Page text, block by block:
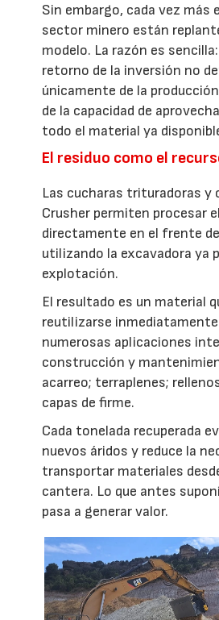
Sin embargo, cada vez más
sector minero están
modelo. La razón es
retorno de la inversión no
únicamente de la
de la capacidad de
todo el material ya
El residuo como el
Las cucharas trituradoras y
Crusher permiten procesar
directamente en el frente
utilizando la excavadora ya
explotación.
El resultado es un material
reutilizarse inmediatamente
numerosas aplicaciones
construcción y
acarreo; terraplenes;
capas de firme.
Cada tonelada recuperada
nuevos áridos y reduce la
transportar materiales
cantera. Lo que antes
pasa a generar valor.